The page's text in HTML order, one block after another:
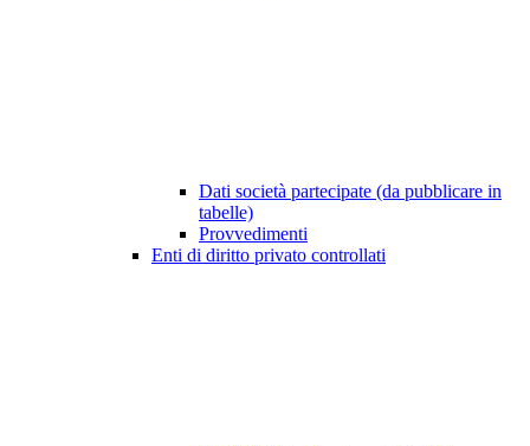
Dati società partecipate (da pubblicare in
tabelle)
Provvedimenti
Enti di diritto privato controllati